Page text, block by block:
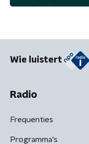
Wie luistert
Radio
Frequenties
Programma's